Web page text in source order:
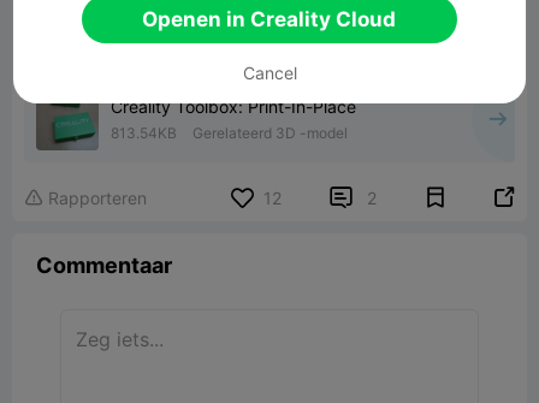
Creality Toolbox: Print-In-Place
813.54KB Gerelateerd 3D -model
 Rapporteren 12  2 
Commentaar
Openen in Creality Cloud
Cancel